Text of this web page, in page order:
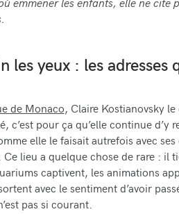
emmener les enfants, elle ne cite
les yeux : les adresses
de Monaco, Claire Kostianovsky
c’est pour ça qu’elle continue d’y
elle le faisait autrefois avec ses
lieu a quelque chose de rare : il
captivent, les animations
avec le sentiment d’avoir
pas si courant.